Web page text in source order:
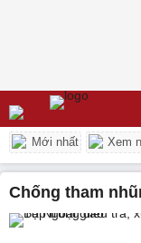
Mới nhất Xem
chống tham